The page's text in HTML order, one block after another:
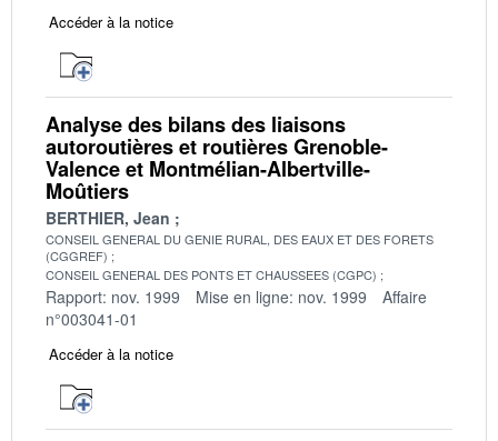
Accéder à la notice
Analyse des bilans des liaisons
autoroutières et routières Grenoble-
Valence et Montmélian-Albertville-
Moûtiers
BERTHIER, Jean
CONSEIL GENERAL DU GENIE RURAL, DES EAUX ET DES FORETS
(CGGREF)
CONSEIL GENERAL DES PONTS ET CHAUSSEES (CGPC)
Rapport: nov. 1999 Mise en ligne: nov. 1999
Affaire
n°003041-01
Accéder à la notice